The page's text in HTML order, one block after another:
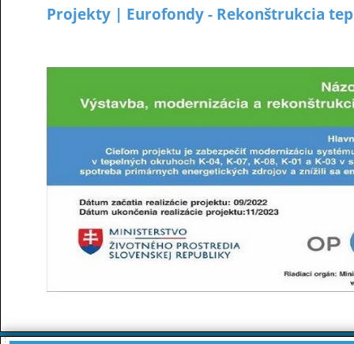
Projekty | Eurofondy - Rekonštrukcia